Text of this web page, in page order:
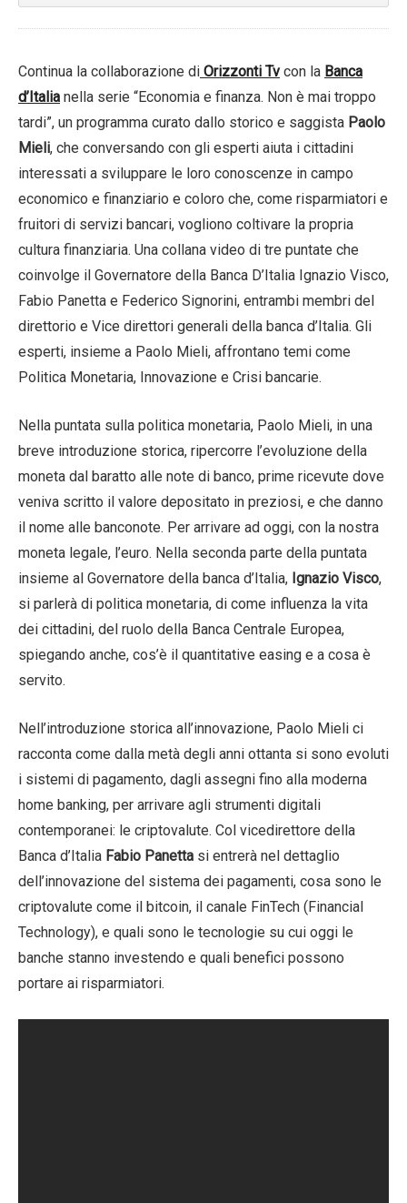
Continua la collaborazione di Orizzonti Tv con la Banca
d’Italia nella serie “Economia e finanza. Non è mai troppo
tardi”, un programma curato dallo storico e saggista Paolo
Mieli, che conversando con gli esperti aiuta i cittadini
interessati a sviluppare le loro conoscenze in campo
economico e finanziario e coloro che, come risparmiatori e
fruitori di servizi bancari, vogliono coltivare la propria
cultura finanziaria. Una collana video di tre puntate che
coinvolge il Governatore della Banca D’Italia Ignazio Visco,
Fabio Panetta e Federico Signorini, entrambi membri del
direttorio e Vice direttori generali della banca d’Italia. Gli
esperti, insieme a Paolo Mieli, affrontano temi come
Politica Monetaria, Innovazione e Crisi bancarie.
Nella puntata sulla politica monetaria, Paolo Mieli, in una
breve introduzione storica, ripercorre l’evoluzione della
moneta dal baratto alle note di banco, prime ricevute dove
veniva scritto il valore depositato in preziosi, e che danno
il nome alle banconote. Per arrivare ad oggi, con la nostra
moneta legale, l’euro. Nella seconda parte della puntata
insieme al Governatore della banca d’Italia, Ignazio Visco,
si parlerà di politica monetaria, di come influenza la vita
dei cittadini, del ruolo della Banca Centrale Europea,
spiegando anche, cos’è il quantitative easing e a cosa è
servito.
Nell’introduzione storica all’innovazione, Paolo Mieli ci
racconta come dalla metà degli anni ottanta si sono evoluti
i sistemi di pagamento, dagli assegni fino alla moderna
home banking, per arrivare agli strumenti digitali
contemporanei: le criptovalute. Col vicedirettore della
Banca d’Italia Fabio Panetta si entrerà nel dettaglio
dell’innovazione del sistema dei pagamenti, cosa sono le
criptovalute come il bitcoin, il canale FinTech (Financial
Technology), e quali sono le tecnologie su cui oggi le
banche stanno investendo e quali benefici possono
portare ai risparmiatori.